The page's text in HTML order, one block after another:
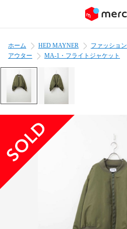
ホーム HED MAYNER ファッション
アウター
MA-1・フライトジャケット